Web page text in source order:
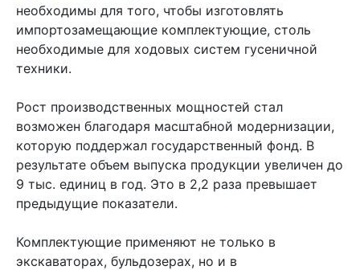
необходимы для того, чтобы изготовлять
импортозамещающие комплектующие, столь
необходимые для ходовых систем гусеничной
техники.
Рост производственных мощностей стал
возможен благодаря масштабной модернизации,
которую поддержал государственный фонд. В
результате объем выпуска продукции увеличен до
9 тыс. единиц в год. Это в 2,2 раза превышает
предыдущие показатели.
Комплектующие применяют не только в
экскаваторах, бульдозерах, но и в